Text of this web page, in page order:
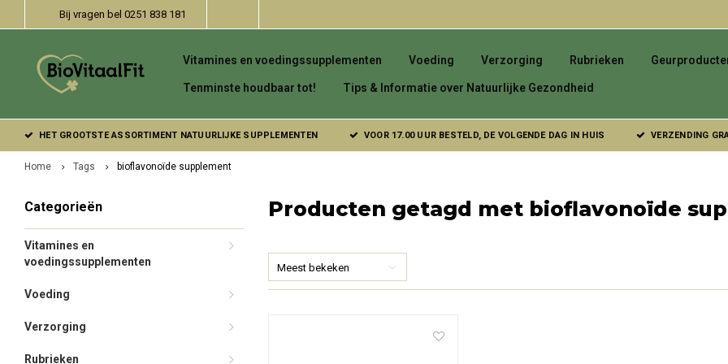
Bij vragen bel 0251 838 181
Vitamines en voedingssupplementen Voeding Verzorging Rubrieken
Tenminste houdbaar tot! Tips & Informatie over Natuurlijke Gezondheid
HET GROOTSTE ASSORTIMENT NATUURLIJKE SUPPLEMENTEN VOOR 17.00 UUR BESTELD, DE VOLGENDE DAG IN HUIS VERZENDING
Home Tags bioflavonoïde supplement
Categorieën
Vitamines en
voedingssupplementen
Voeding
Verzorging
Rubrieken
Producten getagd met bioflavonoïde
Meest bekeken